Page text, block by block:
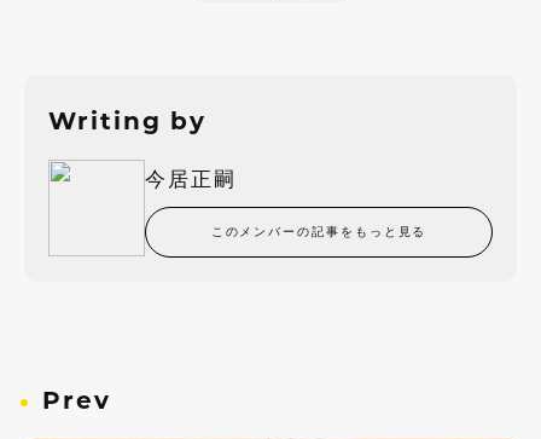
Writing by
今居正嗣
このメンバーの記事をもっと見る
Prev